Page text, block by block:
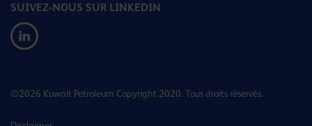
SUIVEZ-NOUS SUR LINKEDIN
©2026 Kuwait Petroleum Copyright 2020. Tous droits réservés.